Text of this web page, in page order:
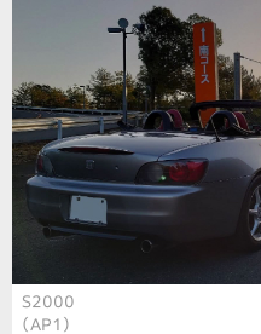
S2000
（AP1）